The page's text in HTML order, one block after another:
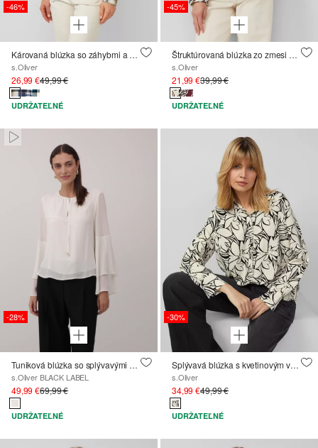
-46%
Károvaná blúzka so záhybmi a elastickými manžetami
s.Oliver
26,99 €49,99 €
UDRŽATEĽNÉ
-45%
Štruktúrovaná blúzka zo zmesi viskózy s celoplošnou potlačou
s.Oliver
21,99 €39,99 €
UDRŽATEĽNÉ
Paused • Muted
-28%
Tuniková blúzka so splývavými volánovými rukávmi
s.Oliver BLACK LABEL
49,99 €69,99 €
UDRŽATEĽNÉ
-30%
Splývavá blúzka s kvetinovým vzorom
s.Oliver
34,99 €49,99 €
UDRŽATEĽNÉ